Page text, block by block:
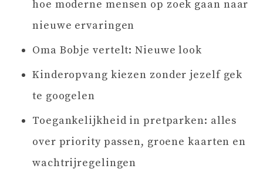
hoe moderne mensen op zoek gaan naar
nieuwe ervaringen
Oma Bobje vertelt: Nieuwe look
Kinderopvang kiezen zonder jezelf gek
te googelen
Toegankelijkheid in pretparken: alles
over priority passen, groene kaarten en
wachtrijregelingen